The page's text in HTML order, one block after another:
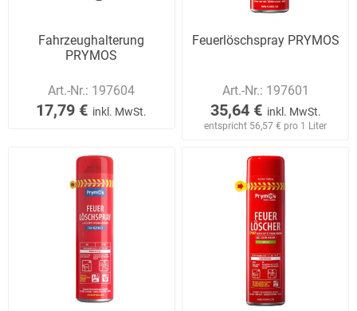
Fahrzeughalterung
PRYMOS
Art.-Nr.: 197604
17,79 € inkl. MwSt.
Feuerlöschspray PRYMOS
Art.-Nr.: 197601
35,64 € inkl. MwSt.
entspricht 56,57 € pro 1 Liter